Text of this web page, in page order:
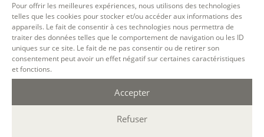
Pour offrir les meilleures expériences, nous utilisons des technologies
telles que les cookies pour stocker et/ou accéder aux informations des
appareils. Le fait de consentir à ces technologies nous permettra de
traiter des données telles que le comportement de navigation ou les ID
uniques sur ce site. Le fait de ne pas consentir ou de retirer son
consentement peut avoir un effet négatif sur certaines caractéristiques
et fonctions.
Accepter
Refuser
NOS ATELIERS
Découverte
L’école d’écriture
La fabrique du manuscrit
Les stages pour artistes-auteurs
Se former à la biographie